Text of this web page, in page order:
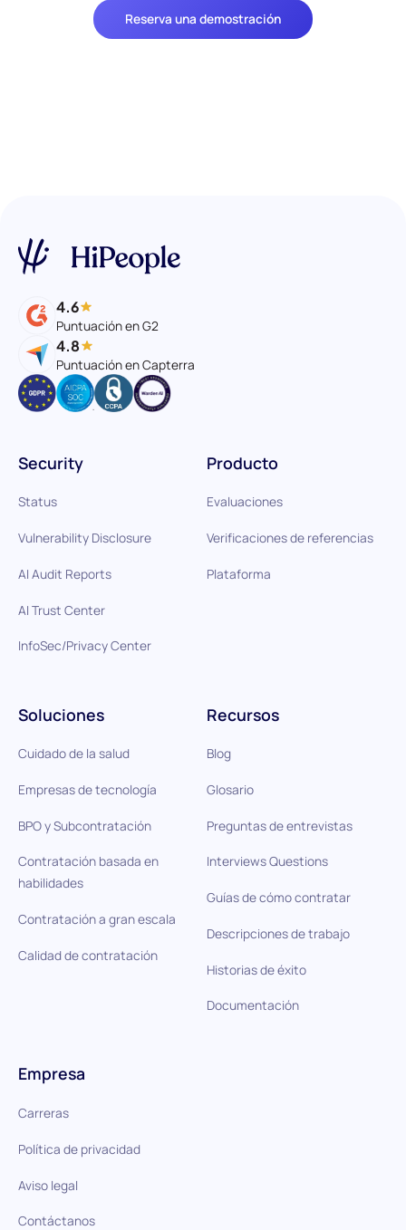
Reserva una demostración
4.6
Puntuación en G2
4.8
Puntuación en Capterra
Producto
Evaluaciones
Verificaciones de referencias
Plataforma
Soluciones
Cuidado de la salud
Empresas de tecnología
BPO y Subcontratación
Contratación basada en
habilidades
Contratación a gran escala
Calidad de contratación
Recursos
Blog
Glosario
Preguntas de entrevistas
Interviews Questions
Guías de cómo contratar
Descripciones de trabajo
Historias de éxito
Documentación
Security
Status
Vulnerability Disclosure
AI Audit Reports
AI Trust Center
InfoSec/Privacy Center
Empresa
Carreras
Política de privacidad
Aviso legal
Contáctanos